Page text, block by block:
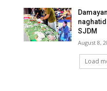
SJDM
August 8,
Load